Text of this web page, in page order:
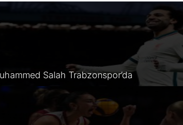
Salah Trabzonspor’da